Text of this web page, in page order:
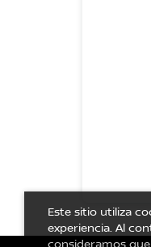
Este sitio utiliza
experiencia. Al
consideramos